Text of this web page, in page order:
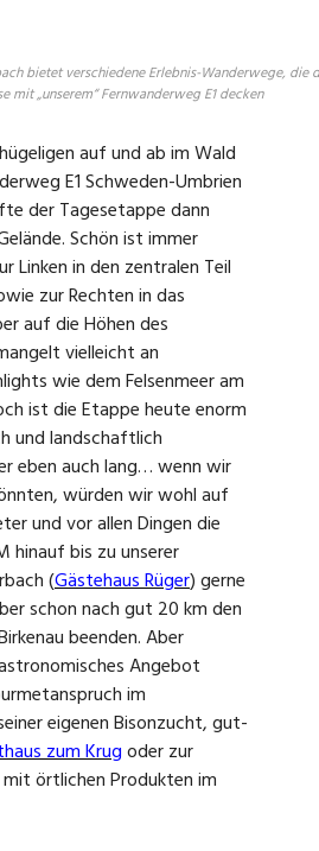
bietet verschiedene Erlebnis-Wanderwege, die
mit „unserem“ Fernwanderweg E1 decken
auf und ab im Wald
E1 Schweden-Umbrien
der Tagesetappe dann
Schön ist immer
Linken in den zentralen Teil
zur Rechten in das
auf die Höhen des
vielleicht an
wie dem Felsenmeer am
ist die Etappe heute enorm
und landschaftlich
eben auch lang… wenn wir
würden wir wohl auf
und vor allen Dingen die
hinauf bis zu unserer
(Gästehaus Rüger) gerne
schon nach gut 20 km den
beenden. Aber
Angebot
im
eigenen Bisonzucht, gut-
zum Krugoder zur
örtlichen Produkten im